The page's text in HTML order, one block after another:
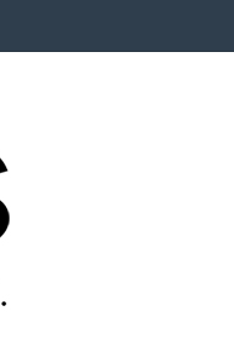
do couro cabeludo